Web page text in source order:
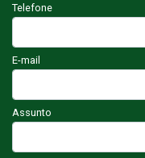
Telefone
E-mail
Assunto